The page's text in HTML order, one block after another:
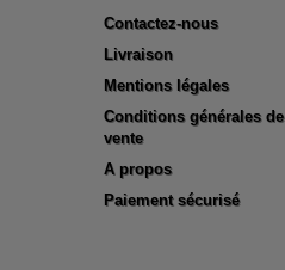
Contactez-nous
Livraison
Mentions légales
Conditions générales de
vente
A propos
Paiement sécurisé